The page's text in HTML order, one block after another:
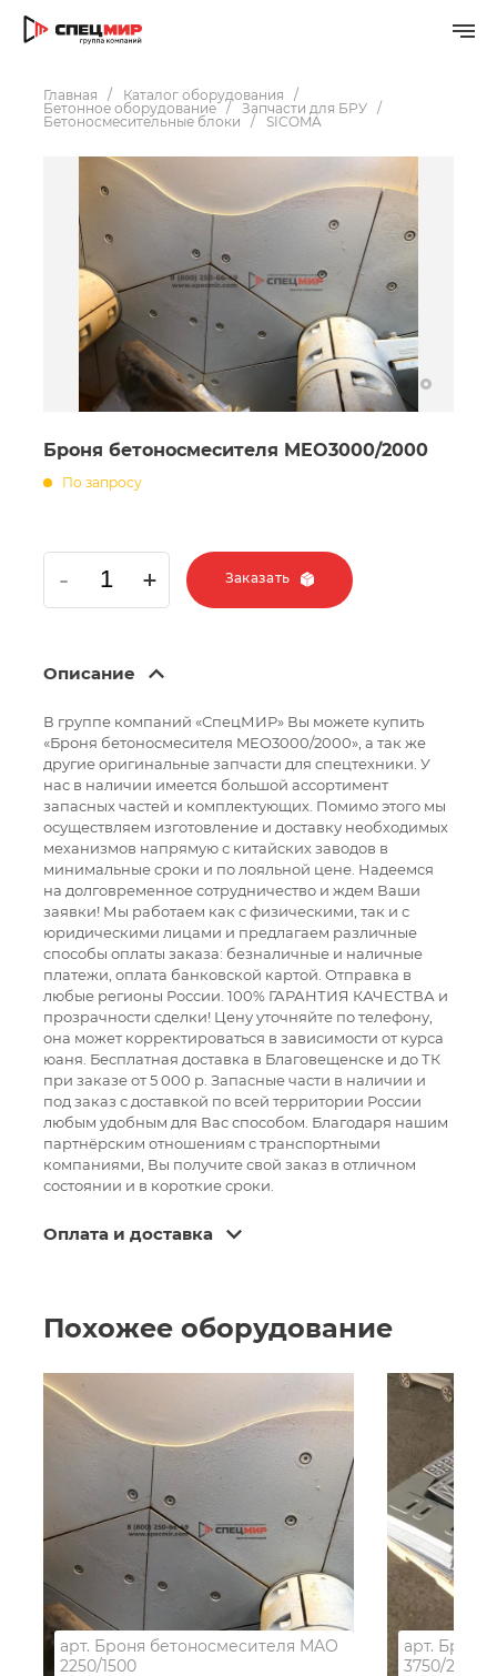
Главная
Каталог оборудования
Бетонное оборудование
Запчасти для БРУ
Бетоносмесительные блоки
SICOMA
Броня бетоносмесителя MEO3000/2000
По запросу
Заказать
Описание
В группе компаний «СпецМИР» Вы можете купить
«Броня бетоносмесителя MEO3000/2000», а так же
другие оригинальные запчасти для спецтехники. У
нас в наличии имеется большой ассортимент
запасных частей и комплектующих. Помимо этого мы
осуществляем изготовление и доставку необходимых
механизмов напрямую с китайских заводов в
минимальные сроки и по лояльной цене. Надеемся
на долговременное сотрудничество и ждем Ваши
заявки! Мы работаем как с физическими, так и с
юридическими лицами и предлагаем различные
способы оплаты заказа: безналичные и наличные
платежи, оплата банковской картой. Отправка в
любые регионы России. 100% ГАРАНТИЯ КАЧЕСТВА и
прозрачности сделки! Цену уточняйте по телефону,
она может корректироваться в зависимости от курса
юаня. Бесплатная доставка в Благовещенске и до ТК
при заказе от 5 000 р. Запасные части в наличии и
под заказ с доставкой по всей территории России
любым удобным для Вас способом. Благодаря нашим
партнёрским отношениям с транспортными
компаниями, Вы получите свой заказ в отличном
состоянии и в короткие сроки.
Оплата и доставка
Похожее оборудование
арт. Броня бетоносмесителя MAO
2250/1500
арт. Броня
3750/2500